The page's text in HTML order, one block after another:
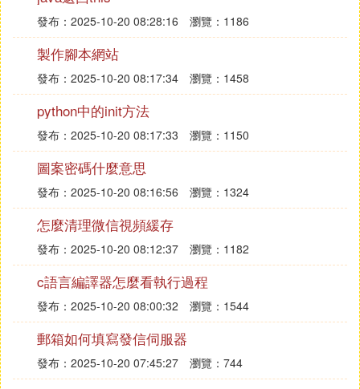
發布：2025-10-20 08:28:16 瀏覽：1186
製作腳本網站
發布：2025-10-20 08:17:34 瀏覽：1458
python中的init方法
發布：2025-10-20 08:17:33 瀏覽：1150
圖案密碼什麼意思
發布：2025-10-20 08:16:56 瀏覽：1324
怎麼清理微信視頻緩存
發布：2025-10-20 08:12:37 瀏覽：1182
c語言編譯器怎麼看執行過程
發布：2025-10-20 08:00:32 瀏覽：1544
郵箱如何填寫發信伺服器
發布：2025-10-20 07:45:27 瀏覽：744